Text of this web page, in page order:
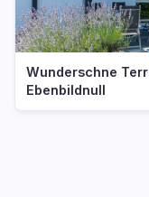
Wunderschne
Ebenbildnull